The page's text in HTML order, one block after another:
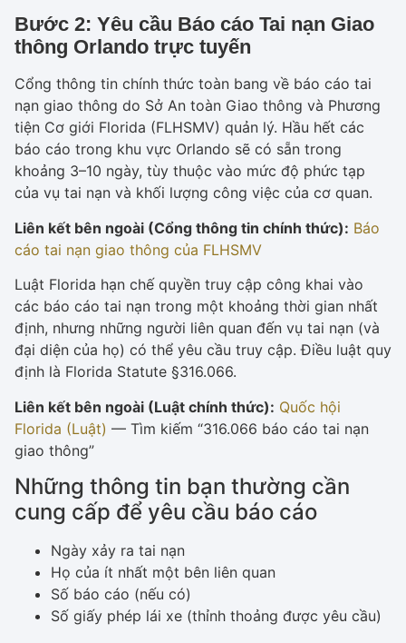
Bước 2: Yêu cầu Báo cáo Tai nạn Giao
thông Orlando trực tuyến
Cổng thông tin chính thức toàn bang về báo cáo tai
nạn giao thông do Sở An toàn Giao thông và Phương
tiện Cơ giới Florida (FLHSMV) quản lý. Hầu hết các
báo cáo trong khu vực Orlando sẽ có sẵn trong
khoảng 3–10 ngày, tùy thuộc vào mức độ phức tạp
của vụ tai nạn và khối lượng công việc của cơ quan.
Liên kết bên ngoài (Cổng thông tin chính thức): Báo
cáo tai nạn giao thông của FLHSMV
Luật Florida hạn chế quyền truy cập công khai vào
các báo cáo tai nạn trong một khoảng thời gian nhất
định, nhưng những người liên quan đến vụ tai nạn (và
đại diện của họ) có thể yêu cầu truy cập. Điều luật quy
định là Florida Statute §316.066.
Liên kết bên ngoài (Luật chính thức): Quốc hội
Florida (Luật) — Tìm kiếm “316.066 báo cáo tai nạn
giao thông”
Những thông tin bạn thường cần
cung cấp để yêu cầu báo cáo
Ngày xảy ra tai nạn
Họ của ít nhất một bên liên quan
Số báo cáo (nếu có)
Số giấy phép lái xe (thỉnh thoảng được yêu cầu)